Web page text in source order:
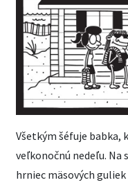
Všetkým šéfuje babka,
veľkonočnú nedeľu.
hrniec mäsových